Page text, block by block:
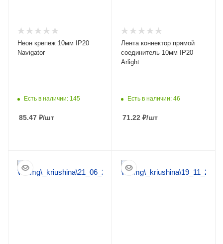
Неон крепеж 10мм IP20
Navigator
Есть в наличии: 145
85.47 ₽/шт
Лента коннектор прямой
соединитель 10мм IP20
Arlight
Есть в наличии: 46
71.22 ₽/шт